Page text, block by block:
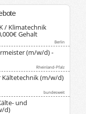
/ Klimatechnik
Gehalt
Berlin
(m/w/d) -
Rheinland-Pfalz
(m/w/d)
bundesweit
und
d)